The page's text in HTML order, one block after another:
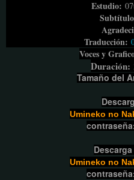
Estudio:
Traducción:
Voces y
Duración:
Tamaño del
Umineko no
Umineko no